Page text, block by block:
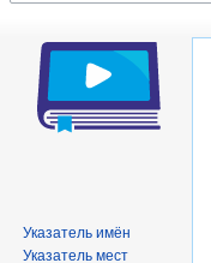
Указатель имён
Указатель мест